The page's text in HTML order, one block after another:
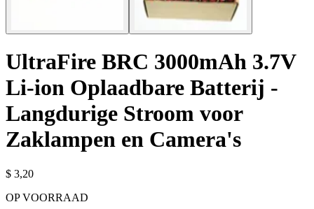
UltraFire BRC 3000mAh 3.7V
Li-ion Oplaadbare Batterij -
Langdurige Stroom voor
Zaklampen en Camera's
$ 3,20
OP VOORRAAD